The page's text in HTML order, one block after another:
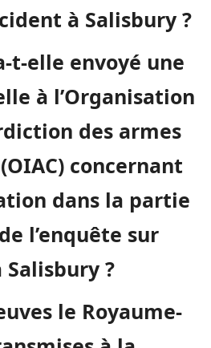
à Salisbury ?
t-elle envoyé une
à l’Organisation
des armes
concernant
dans la partie
l’enquête sur
Salisbury ?
le Royaume-